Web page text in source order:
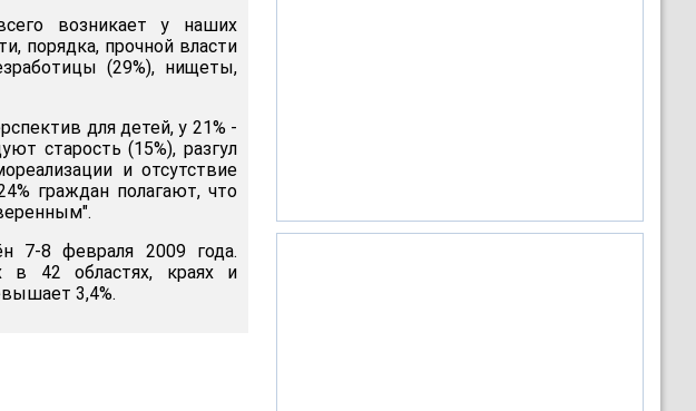
возникает у наших
порядка, прочной власти
(29%), нищеты,
для детей, у 21% -
старость (15%), разгул
и отсутствие
граждан полагают, что
7-8 февраля 2009 года.
в 42 областях, краях и
3,4%.